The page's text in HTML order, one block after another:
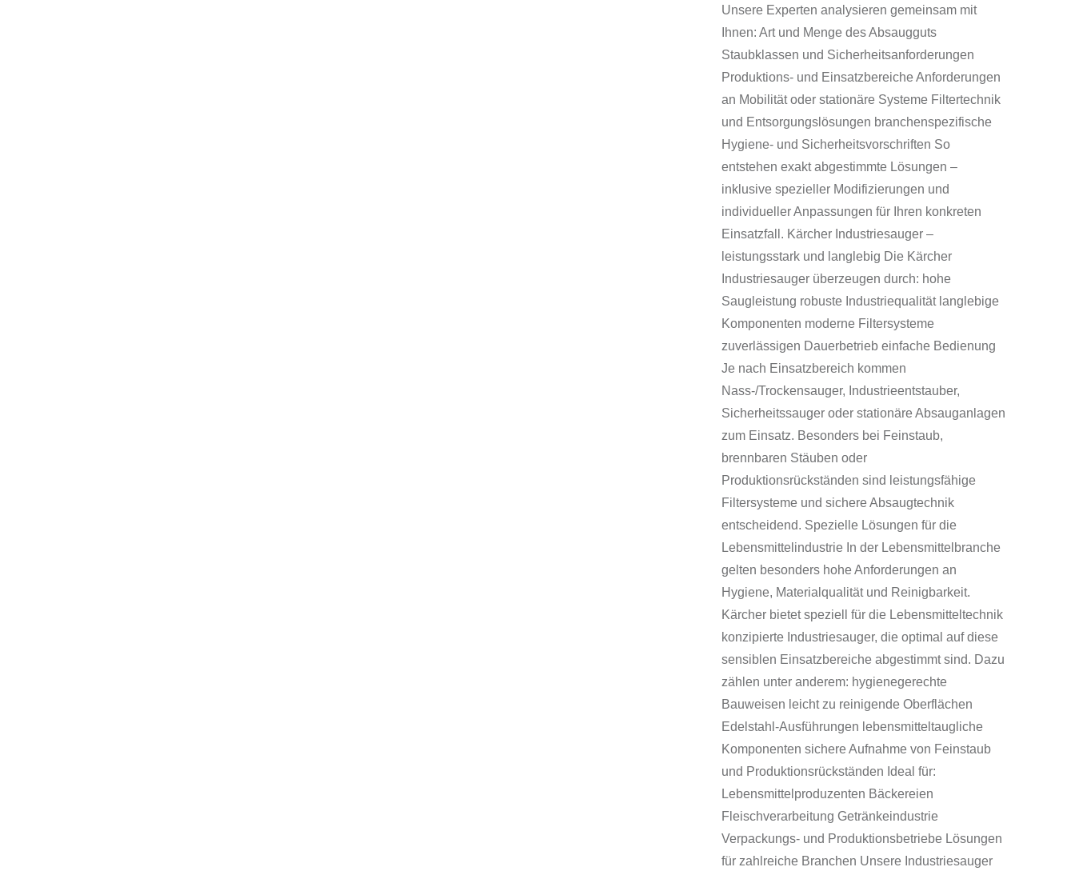
Unsere Experten analysieren gemeinsam mit
Ihnen: Art und Menge des Absaugguts
Staubklassen und Sicherheitsanforderungen
Produktions- und Einsatzbereiche Anforderungen
an Mobilität oder stationäre Systeme Filtertechnik
und Entsorgungslösungen branchenspezifische
Hygiene- und Sicherheitsvorschriften So
entstehen exakt abgestimmte Lösungen –
inklusive spezieller Modifizierungen und
individueller Anpassungen für Ihren konkreten
Einsatzfall. Kärcher Industriesauger –
leistungsstark und langlebig Die Kärcher
Industriesauger überzeugen durch: hohe
Saugleistung robuste Industriequalität langlebige
Komponenten moderne Filtersysteme
zuverlässigen Dauerbetrieb einfache Bedienung
Je nach Einsatzbereich kommen
Nass-/Trockensauger, Industrieentstauber,
Sicherheitssauger oder stationäre Absauganlagen
zum Einsatz. Besonders bei Feinstaub,
brennbaren Stäuben oder
Produktionsrückständen sind leistungsfähige
Filtersysteme und sichere Absaugtechnik
entscheidend. Spezielle Lösungen für die
Lebensmittelindustrie In der Lebensmittelbranche
gelten besonders hohe Anforderungen an
Hygiene, Materialqualität und Reinigbarkeit.
Kärcher bietet speziell für die Lebensmitteltechnik
konzipierte Industriesauger, die optimal auf diese
sensiblen Einsatzbereiche abgestimmt sind. Dazu
zählen unter anderem: hygienegerechte
Bauweisen leicht zu reinigende Oberflächen
Edelstahl-Ausführungen lebensmitteltaugliche
Komponenten sichere Aufnahme von Feinstaub
und Produktionsrückständen Ideal für:
Lebensmittelproduzenten Bäckereien
Fleischverarbeitung Getränkeindustrie
Verpackungs- und Produktionsbetriebe Lösungen
für zahlreiche Branchen Unsere Industriesauger